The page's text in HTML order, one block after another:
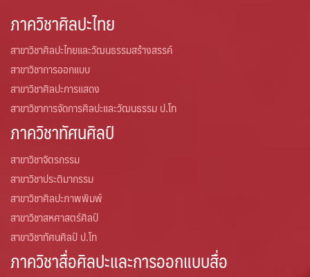
หน่วยวางแผนและพัฒนา
หน่วยเทคโนโลยีสารสนเทศและการสื่อสารองค์กร
หน้าแรก
แผน
แผนยุทธศาสตร์
โครงสร้าง
โครงสร้างองค์กร
ภาควิชาศิลปะไทย
สาขาวิชาศิลปะไทยและวัฒนธรรมสร้างสรรค์
สาขาวิชาการออกแบบ
สาขาวิชาศิลปะการแสดง
สาขาวิชาการจัดการศิลปะและวัฒนธรรม ป.โท
ภาควิชาทัศนศิลป์
สาขาวิชาจิตรกรรม
สาขาวิชาประติมากรรม
สาขาวิชาศิลปะภาพพิมพ์
สาขาวิชาสหศาสตร์ศิลป์
สาขาวิชาทัศนศิลป์ ป.โท
ภาควิชาสื่อศิลปะและการออกแบบสื่อ